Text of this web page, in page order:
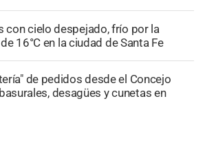
con cielo despejado, frío por la
16°C en la ciudad de Santa Fe
de pedidos desde el Concejo
desagües y cunetas en